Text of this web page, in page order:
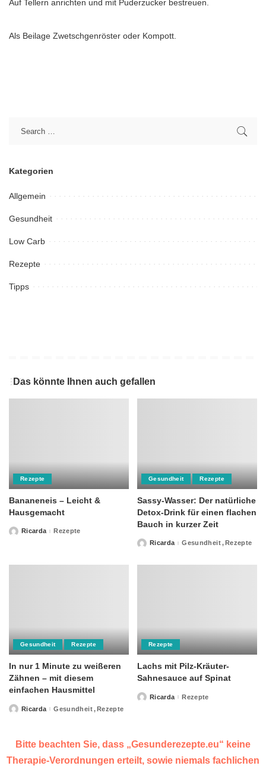
Auf Tellern anrichten und mit Puderzucker bestreuen.
Als Beilage Zwetschgenröster oder Kompott.
Kategorien
Allgemein
Gesundheit
Low Carb
Rezepte
Tipps
Das könnte Ihnen auch gefallen
Rezepte
Bananeneis – Leicht &
Hausgemacht
PostedRicarda Rezepte
Gesundheit Rezepte
Sassy-Wasser: Der natürliche
Detox-Drink für einen flachen
Bauch in kurzer Zeit
PostedRicarda Gesundheit Rezepte
Gesundheit Rezepte
In nur 1 Minute zu weißeren
Zähnen – mit diesem
einfachen Hausmittel
PostedRicarda Gesundheit Rezepte
Rezepte
Lachs mit Pilz-Kräuter-
Sahnesauce auf Spinat
PostedRicarda Rezepte
Bitte beachten Sie, dass „Gesunderezepte.eu“ keine
Therapie-Verordnungen erteilt, sowie niemals fachlichen